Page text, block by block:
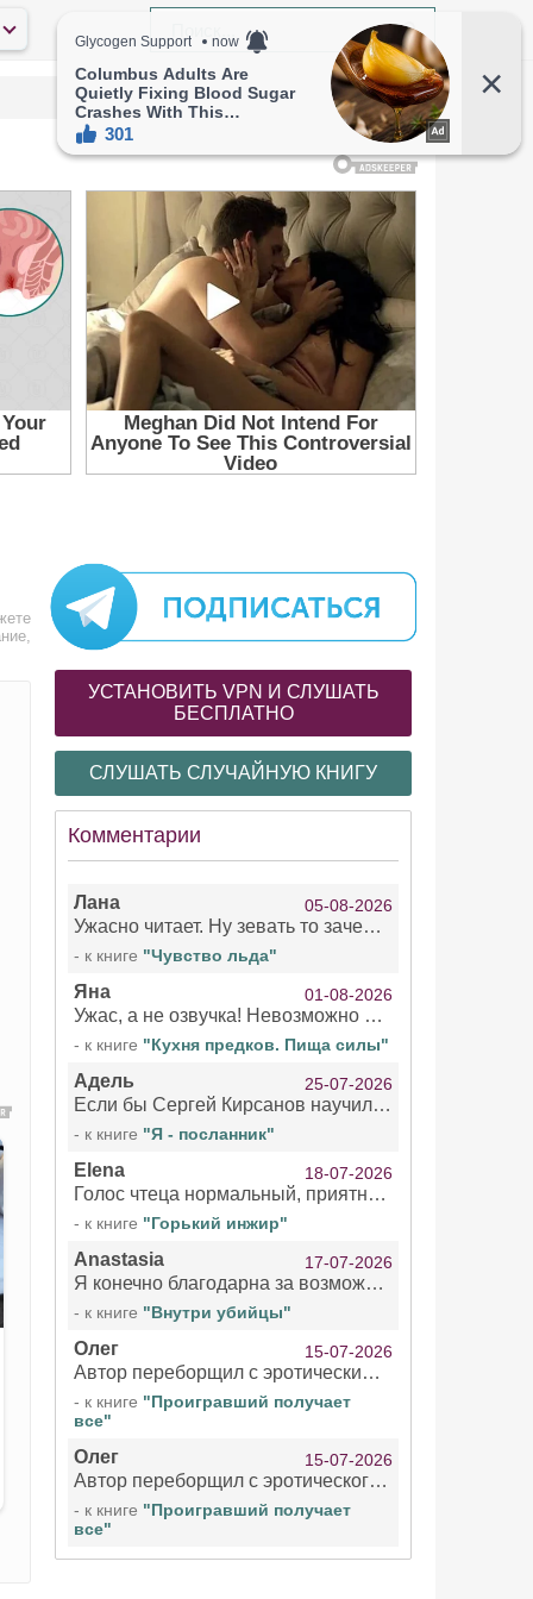
УСТАНОВИТЬ VPN И СЛУШАТЬ
БЕСПЛАТНО
СЛУШАТЬ СЛУЧАЙНУЮ КНИГУ
Комментарии
Лана 05-08-2026
Ужасно читает. Ну зевать то зачем. Уже не говорю, что ударения ставит, как хочет.
- к книге "Чувство льда"
Яна 01-08-2026
Ужас, а не озвучка! Невозможно вникать в смысл текста из за кривляний чтеца
- к книге "Кухня предков. Пища силы"
Адель 25-07-2026
Если бы Сергей Кирсанов научился не сглатывать каждые 1-2 минуты слюну, так что слышно в микрофоне и, что вызывает отвращение, то мелжно было бы слушать.
- к книге "Я - посланник"
Elena 18-07-2026
Голос чтеца нормальный, приятный тембр. Мне очень понравилось озвучивание рассказа. Очень странный отзыв Надежды. Может у неё что-то с нервами?
- к книге "Горький инжир"
Anastasia 17-07-2026
Я конечно благодарна за возможность бесплатно слушать книги даже новинки , но чтение этой книги просто ужасно
- к книге "Внутри убийцы"
Олег 15-07-2026
Автор переборщил с эротическими сценами. Похоже, с этим у него проблемы.
- к книге "Проигравший получает
все"
Олег 15-07-2026
Автор переборщил с эротического сценами. Похоже, с этим у него проблемы.
- к книге "Проигравший получает
все"